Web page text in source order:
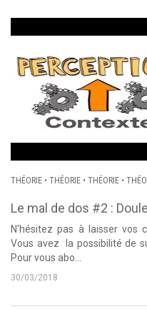
THÉORIE • THÉORIE • THÉORIE •
Le mal de dos #2 :
N'hésitez pas à laisser vos
Vous avez la possibilité de
Pour vous abo...
30/03/2018